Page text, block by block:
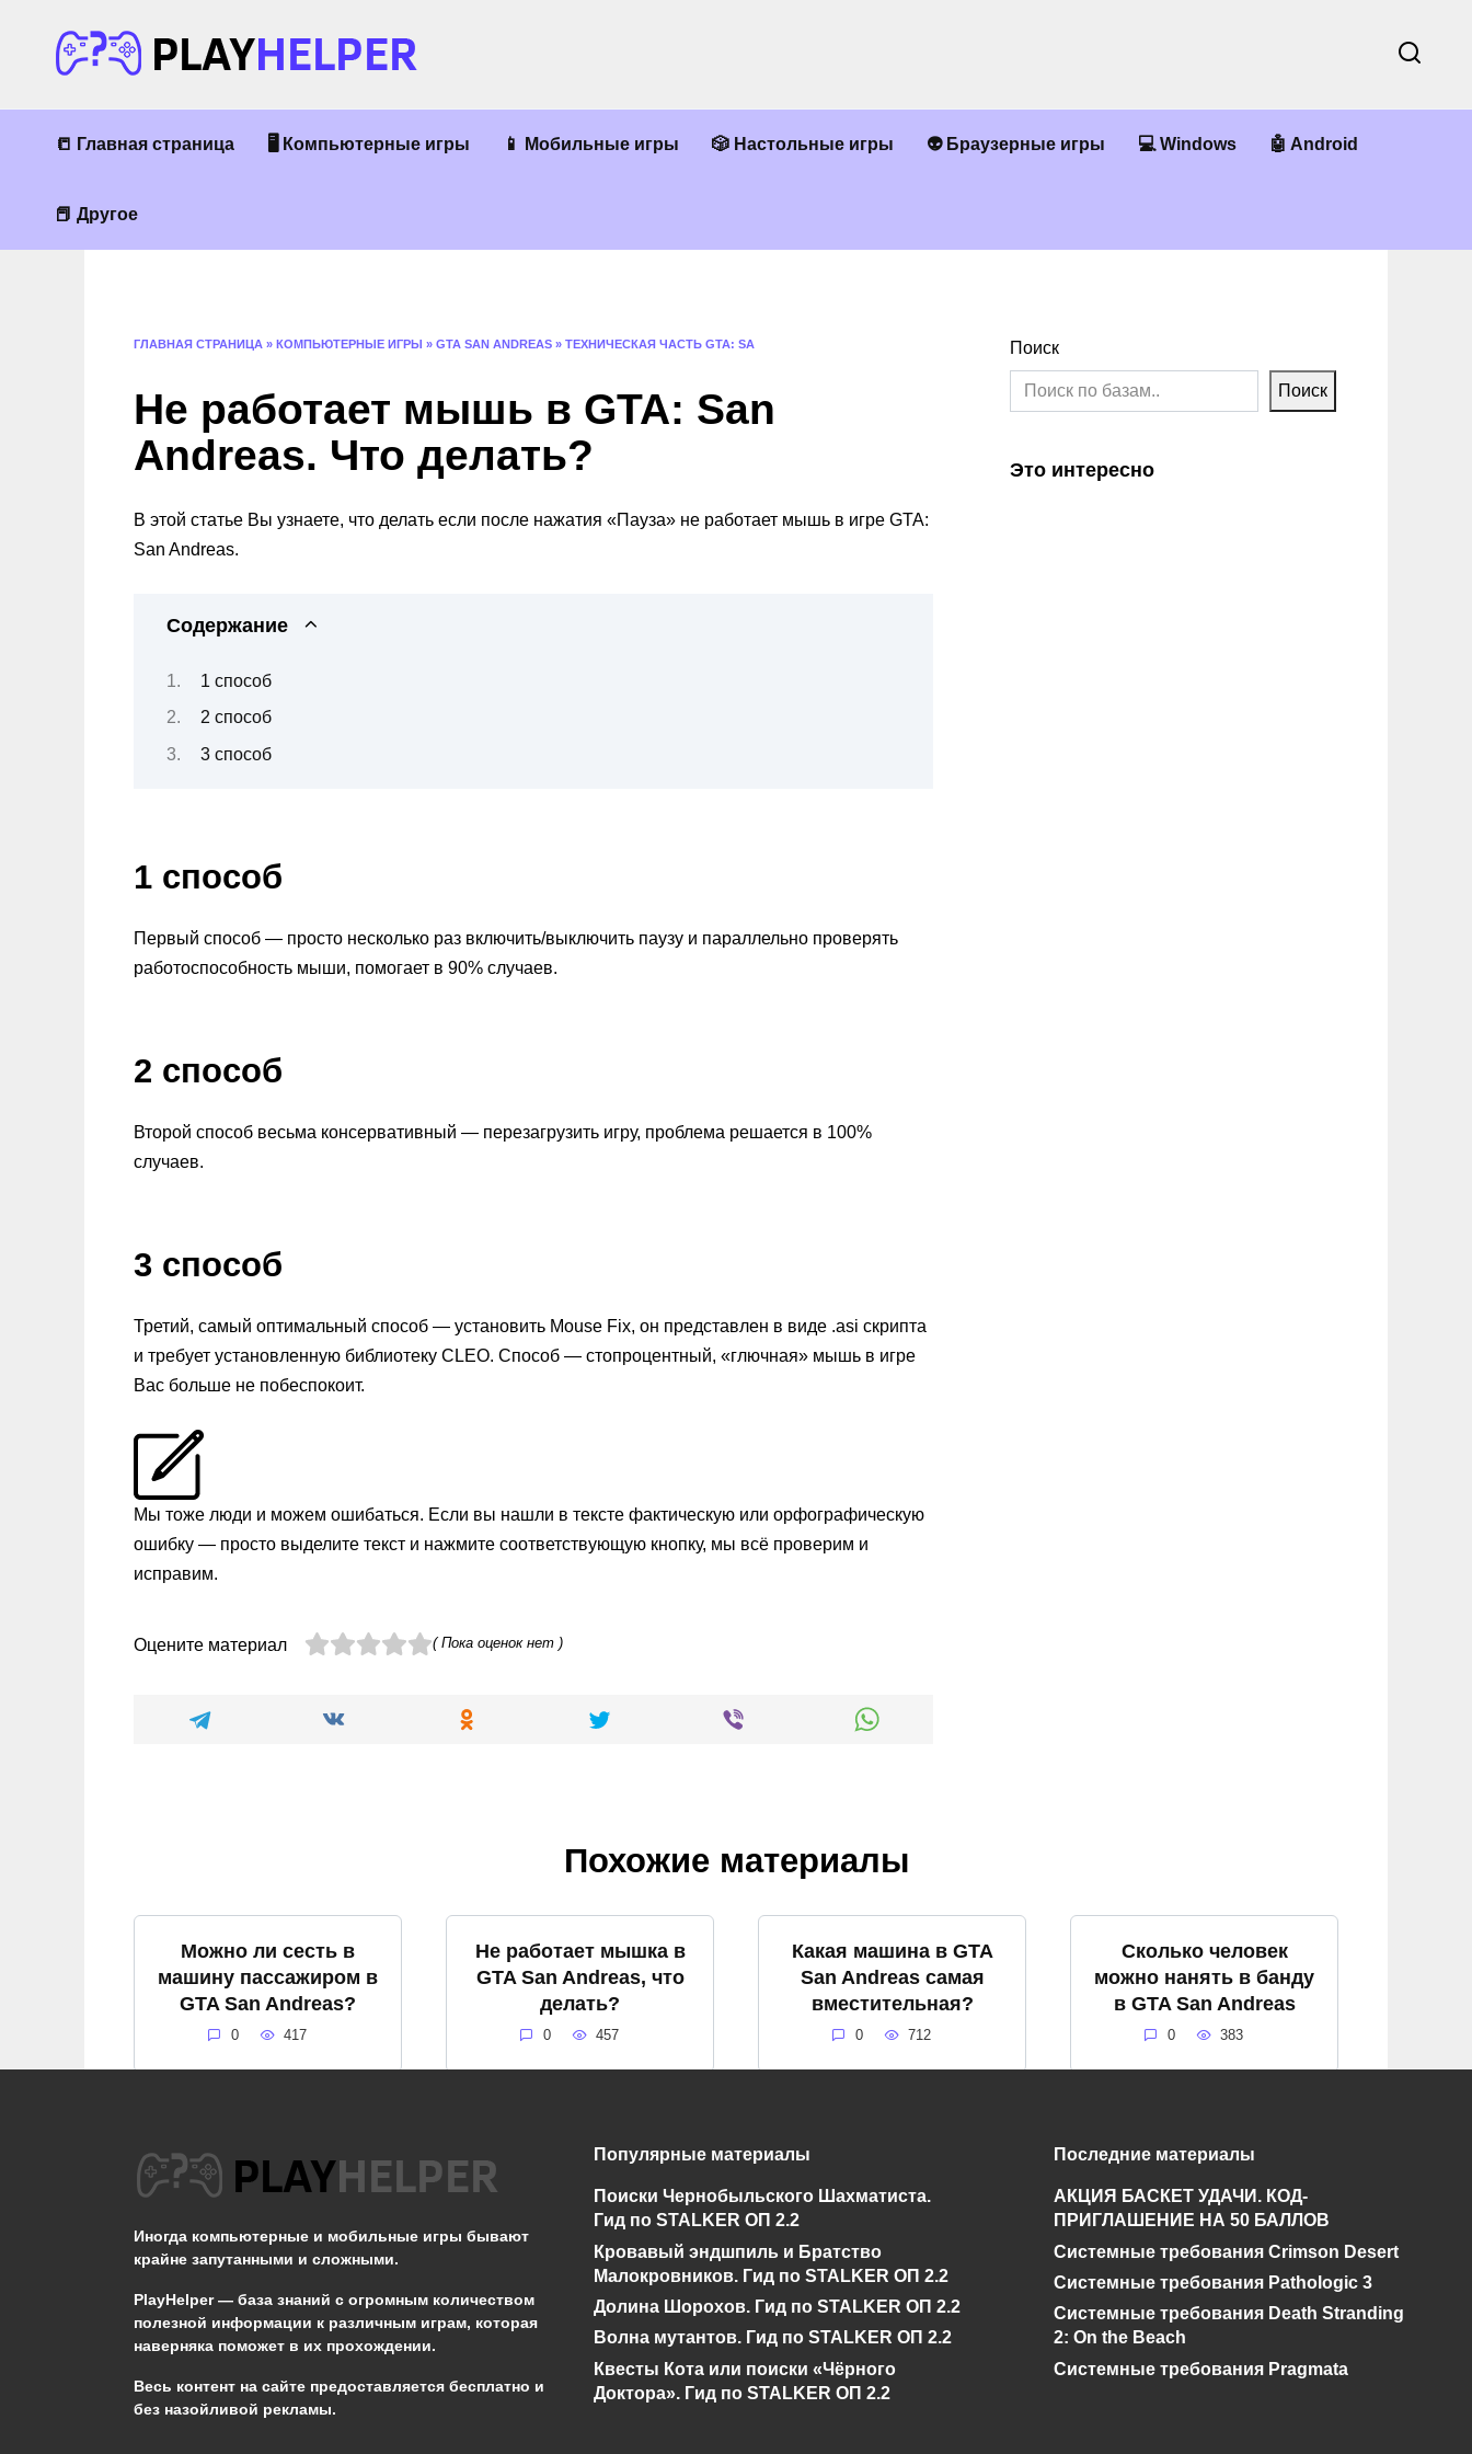
содержанию
📒 Главная страница 🖥 Компьютерные игры 📱 Мобильные игры 🎲 Настольные игры 👽 Браузерные игры 💻 Windows 🤖 Android
📕 Другое
ГЛАВНАЯ СТРАНИЦА » КОМПЬЮТЕРНЫЕ ИГРЫ » GTA SAN ANDREAS » ТЕХНИЧЕСКАЯ ЧАСТЬ GTA: SA
Не работает мышь в GTA: San
Andreas. Что делать?
В этой статье Вы узнаете, что делать если после нажатия «Пауза» не работает мышь в игре GTA:
San Andreas.
Содержание
1 способ
2 способ
3 способ
1 способ
Первый способ — просто несколько раз включить/выключить паузу и параллельно проверять
работоспособность мыши, помогает в 90% случаев.
2 способ
Второй способ весьма консервативный — перезагрузить игру, проблема решается в 100%
случаев.
3 способ
Третий, самый оптимальный способ — установить Mouse Fix, он представлен в виде .asi скрипта
и требует установленную библиотеку CLEO. Способ — стопроцентный, «глючная» мышь в игре
Вас больше не побеспокоит.
Мы тоже люди и можем ошибаться. Если вы нашли в тексте фактическую или орфографическую
ошибку — просто выделите текст и нажмите соответствующую кнопку, мы всё проверим и
исправим.
Оцените материал ( Пока оценок нет )
Поиск
Поиск
Это интересно
Похожие материалы
Можно ли сесть в
машину пассажиром в
GTA San Andreas?
0 417
Не работает мышка в
GTA San Andreas, что
делать?
0 457
Какая машина в GTA
San Andreas самая
вместительная?
0 712
Сколько человек
можно нанять в банду
в GTA San Andreas
0 383
Где находятся
сохранения ( сейвы )
GTA San Andreas
Definitive Edition
0 1.2к.
Где находятся
сохранения ( сейвы )
GTA San Andreas
678
мышцы в GTA San
0
Как узнать какой день
недели в GTA San
Andreas?
0 765
Иногда компьютерные и мобильные игры бывают
крайне запутанными и сложными.
PlayHelper — база знаний с огромным количеством
полезной информации к различным играм, которая
наверняка поможет в их прохождении.
Весь контент на сайте предоставляется бесплатно и
без назойливой рекламы.
Популярные материалы
Поиски Чернобыльского Шахматиста.
Гид по STALKER ОП 2.2
Кровавый эндшпиль и Братство
Малокровников. Гид по STALKER ОП 2.2
Долина Шорохов. Гид по STALKER ОП 2.2
Волна мутантов. Гид по STALKER ОП 2.2
Квесты Кота или поиски «Чёрного
Доктора». Гид по STALKER ОП 2.2
Последние материалы
АКЦИЯ БАСКЕТ УДАЧИ. КОД-
ПРИГЛАШЕНИЕ НА 50 БАЛЛОВ
Системные требования Crimson Desert
Системные требования Pathologic 3
Системные требования Death Stranding
2: On the Beach
Системные требования Pragmata
Сообщить об ошибке